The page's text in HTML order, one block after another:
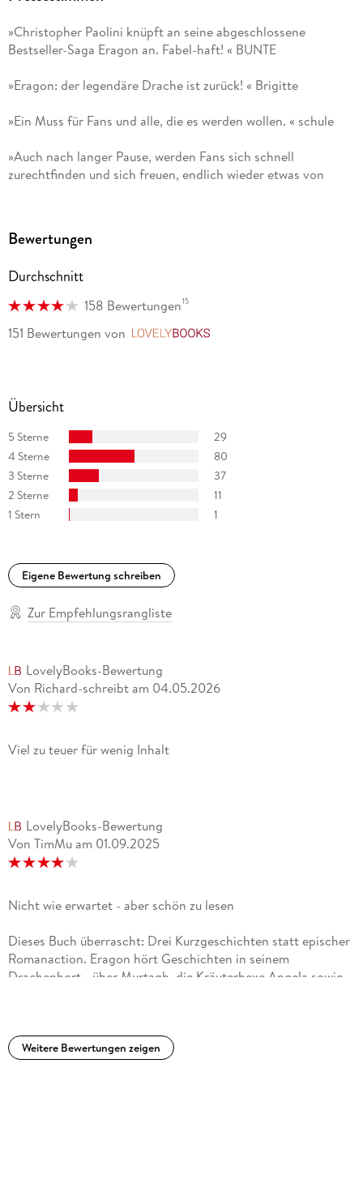
»Christopher Paolini knüpft an seine abgeschlossene
Bestseller-Saga Eragon an. Fabel-haft! « BUNTE
»Eragon: der legendäre Drache ist zurück! « Brigitte
»Ein Muss für Fans und alle, die es werden wollen. « schule
»Auch nach langer Pause, werden Fans sich schnell
zurechtfinden und sich freuen, endlich wieder etwas von
»Mit aufgeregter Spannung verfolgte ich die drei
Sprachlich top und sehr bildhaft. « Buch-Magazin
»Es ist nachhaltig beeindruckend, wie Paolini seine Leser mit
wenigen Worten verzaubern kann. « Zeilenliebe
Bewertungen
Durchschnitt
158 Bewertungen15
151 Bewertungen von
Übersicht
5 Sterne
29
4 Sterne
80
3 Sterne
37
2 Sterne
11
1 Stern
1
Eigene Bewertung schreiben
Zur Empfehlungsrangliste
LovelyBooks-Bewertung
Von Richard-schreibt am 04.05.2026
Viel zu teuer für wenig Inhalt
LovelyBooks-Bewertung
Von TimMu am 01.09.2025
Nicht wie erwartet - aber schön zu lesen
Dieses Buch überrascht: Drei Kurzgeschichten statt epischer
Romanaction. Eragon hört Geschichten in seinem
Drachenhort - über Murtagh, die Kräuterhexe Angela sowie
Trotzdem hat es funktioniert: Die Rückkehr in eine vertraute
Welt - gepaart mit neuen Perspektiven - war wohltuend,
Weitere Bewertungen zeigen